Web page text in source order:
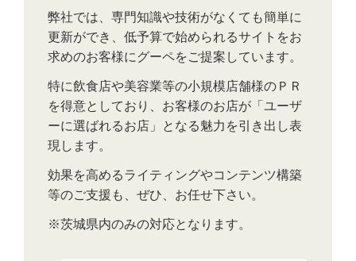
弊社では、専門知識や技術がなくても簡単に
更新ができ、低予算で始められるサイトをお
求めのお客様にグーペをご提案しています。
特に飲食店や美容業等の小規模店舗様のＰＲ
を得意としており、お客様のお店が「ユーザ
ーに選ばれるお店」となる魅力を引き出し表
現します。
効果を高めるライティングやコンテンツ構築
等のご支援も、ぜひ、お任せ下さい。
※茨城県内のみの対応となります。